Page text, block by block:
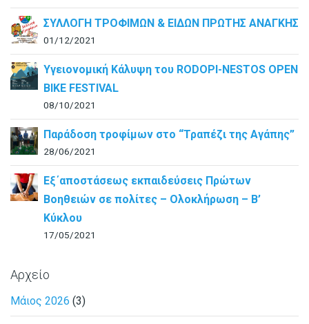
ΣΥΛΛΟΓΗ ΤΡΟΦΙΜΩΝ & ΕΙΔΩΝ ΠΡΩΤΗΣ ΑΝΑΓΚΗΣ
01/12/2021
Υγειονομική Κάλυψη του RODOPI-NESTOS OPEN
BIKE FESTIVAL
08/10/2021
Παράδοση τροφίμων στο “Τραπέζι της Αγάπης”
28/06/2021
Εξ΄αποστάσεως εκπαιδεύσεις Πρώτων
Βοηθειών σε πολίτες – Ολοκλήρωση – B’
Κύκλου
17/05/2021
Αρχείο
Μάιος 2026 (3)